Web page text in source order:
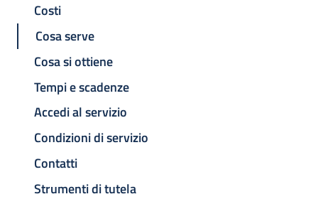
Costi
Cosa serve
Cosa si ottiene
Tempi e scadenze
Accedi al servizio
Condizioni di servizio
Contatti
Strumenti di tutela